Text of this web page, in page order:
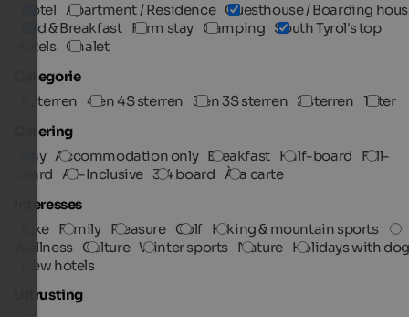
Hotel Apartment / Residence Guesthouse / Boarding
Bed & Breakfast Farm stay Camping South Tyrol's top
Hotels Chalet
Categorie
5 sterren 4 en 4S sterren 3 en 3S sterren 2 sterren 1 ster
Catering
Any Accommodation only Breakfast Half-board
Full-
board All-Inclusive 3/4 board À la carte
Interesses
Bike Family Pleasure Golf Hiking & mountain sports
Wellness Culture Winter sports Nature Holidays with
New hotels
Uitrusting